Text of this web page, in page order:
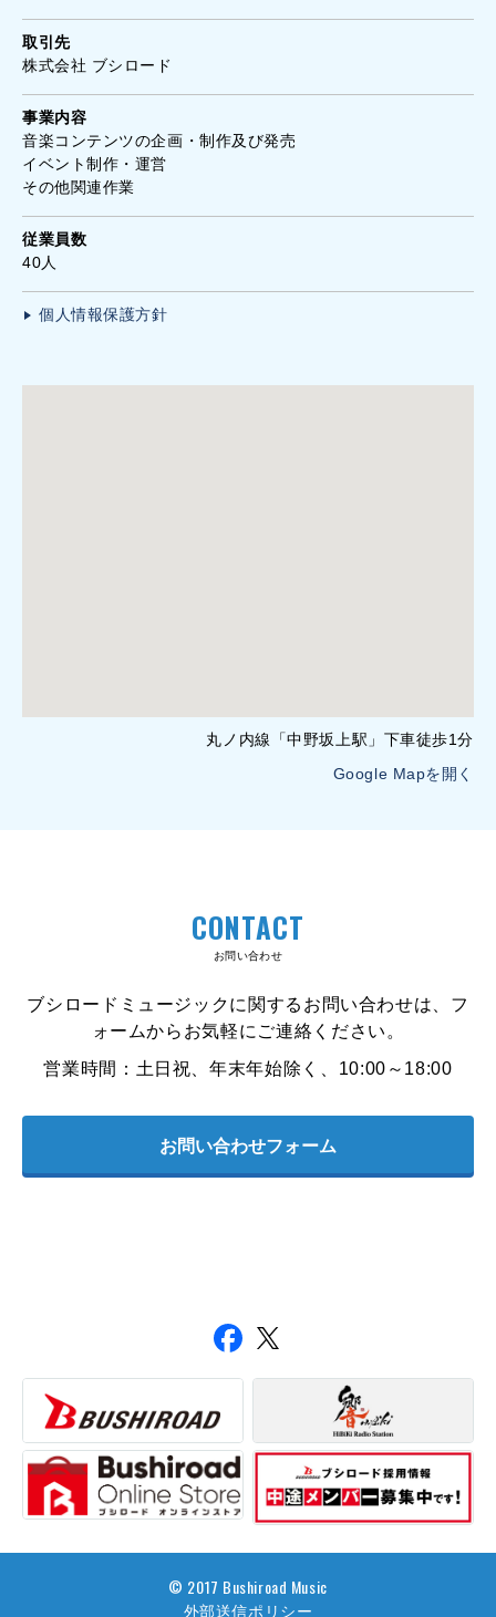
取引先
株式会社 ブシロード
事業内容
音楽コンテンツの企画・制作及び発売
イベント制作・運営
その他関連作業
従業員数
40人
個人情報保護方針
丸ノ内線「中野坂上駅」下車徒歩1分
Google Mapを開く
CONTACT
お問い合わせ
ブシロードミュージックに関するお問い合わせは、フ
ォームからお気軽にご連絡ください。
営業時間：土日祝、年末年始除く、10:00～18:00
お問い合わせフォーム
© 2017 Bushiroad Music
外部送信ポリシー